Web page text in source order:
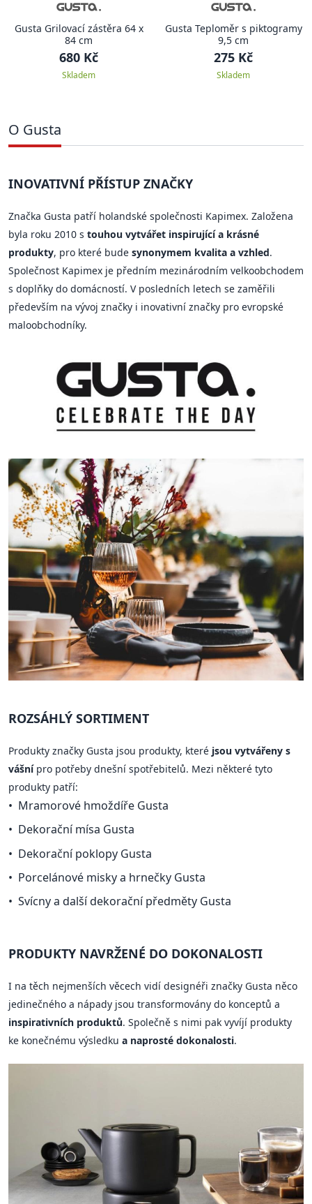
Gusta Grilovací zástěra 64 x
84 cm
680 Kč
Skladem
Gusta Teploměr s piktogramy
9,5 cm
275 Kč
Skladem
O Gusta
INOVATIVNÍ PŘÍSTUP ZNAČKY
Značka Gusta patří holandské společnosti Kapimex. Založena
byla roku 2010 s touhou vytvářet inspirující a krásné
produkty, pro které bude synonymem kvalita a vzhled.
Společnost Kapimex je předním mezinárodním velkoobchodem
s doplňky do domácností. V posledních letech se zaměřili
především na vývoj značky i inovativní značky pro evropské
maloobchodníky.
ROZSÁHLÝ SORTIMENT
Produkty značky Gusta jsou produkty, které jsou vytvářeny s
vášnípro potřeby dnešní spotřebitelů. Mezi některé tyto
produkty patří:
Mramorové hmoždíře Gusta
Dekorační mísa Gusta
Dekorační poklopy Gusta
Porcelánové misky a hrnečky Gusta
Svícny a další dekorační předměty Gusta
PRODUKTY NAVRŽENÉ DO DOKONALOSTI
I na těch nejmenších věcech vidí designéři značky Gusta něco
jedinečného a nápady jsou transformovány do konceptů a
inspirativních produktů. Společně s nimi pak vyvíjí produkty
ke konečnému výsledku a naprosté dokonalosti.